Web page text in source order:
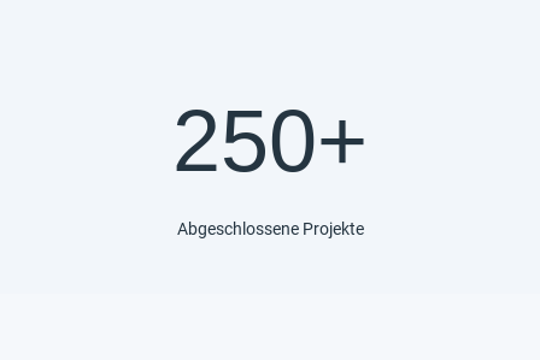
250+
Abgeschlossene Projekte